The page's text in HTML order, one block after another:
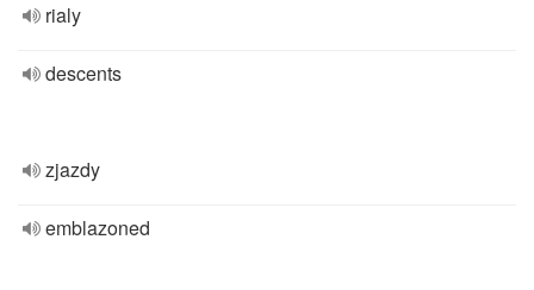
rialy
descents
zjazdy
emblazoned